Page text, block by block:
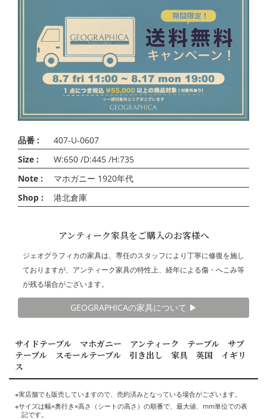
品番 :
407-U-0607
Size :
W:650 /D:445 /H:735
Note :
マホガニー 1920年代
Shop :
港北倉庫
アンティーク家具をご購入のお客様へ
ジェオグラフィカの家具は、専任のスタッフにより丁寧に修復を施し
ておりますが、アンティーク家具の特性上、経年による傷・へこみ等
が残る場合がございます。
GEOGRAPHICAの家具について ▶︎
サイドテーブル マホガニー アンティーク テーブル サブ
テーブル スモールテーブル 引き出し 家具 英国 イギリ
ス
※実店舗でも販売していますので、売約済みとなっている場合がございます。
※サイズは幅×奥行き×高さ（シートの高さ）の順番で、最大値、mm単位での表
記です。